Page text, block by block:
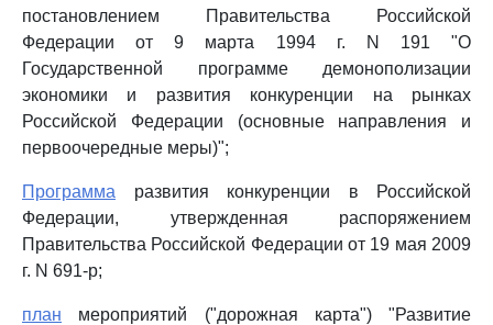
постановлением Правительства Российской
Федерации от 9 марта 1994 г. N 191 "О
Государственной программе демонополизации
экономики и развития конкуренции на рынках
Российской Федерации (основные направления и
первоочередные меры)";
Программа развития конкуренции в Российской
Федерации, утвержденная распоряжением
Правительства Российской Федерации от 19 мая 2009
г. N 691-р;
план мероприятий ("дорожная карта") "Развитие